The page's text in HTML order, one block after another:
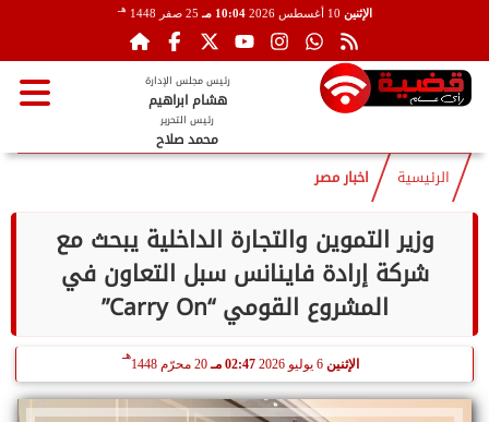
الإثنين 10:04 مـ 25 صفر 1448 هـ
رئيس مجلس الإدارة
هشام ابراهيم
رئيس التحرير
محمد صلاح
الرئيسية اخبار مصر
وزير التموين والتجارة الداخلية يبحث مع
شركة إرادة فاينانس سبل التعاون في
المشروع القومي “Carry On”
الإثنين 6 يوليو 2026 02:47 مـ 20 محرّم 1448
هـ